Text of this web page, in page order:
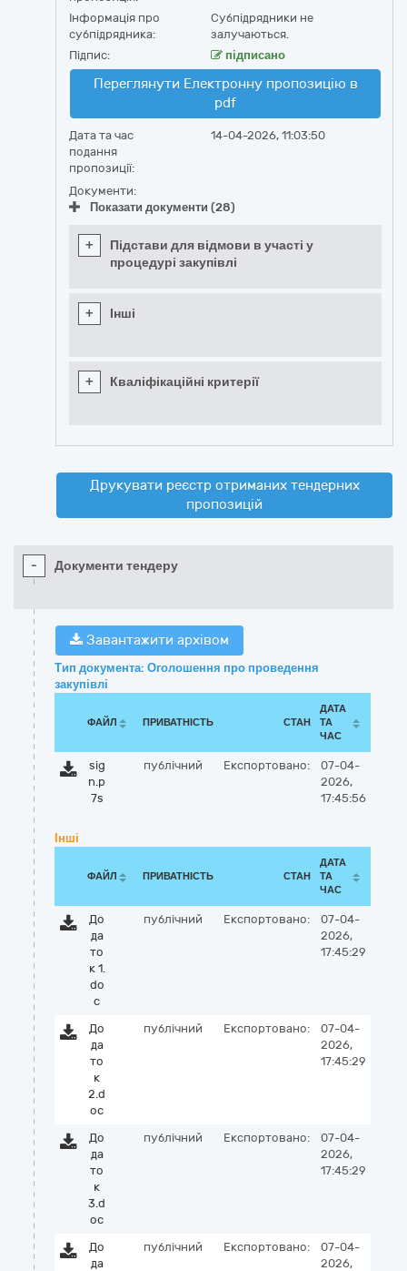
Інформація про
субпідрядника:
Субпідрядники не
залучаються.
Підпис:
підписано
Переглянути Електронну пропозицію в
pdf
Дата та час
подання
пропозиції:
14-04-2026, 11:03:50
Документи:
Показати документи (28)
+
Підстави для відмови в участі у
процедурі закупівлі
+ Інші
+ Кваліфікаційні критерії
Друкувати реєстр отриманих тендерних
пропозицій
- Документи тендеру
Завантажити архівом
Тип документа: Оголошення про проведення
закупівлі
ФАЙЛ ПРИВАТНІСТЬ СТАН
ДАТА
ТА
ЧАС
sig
n.p
7s
публічний Експортовано:
07-04-
2026,
17:45:56
Інші
ФАЙЛ ПРИВАТНІСТЬ СТАН
ДАТА
ТА
ЧАС
До
да
то
к 1.
do
c
публічний Експортовано:
07-04-
2026,
17:45:29
До
да
то
к
2.d
oc
публічний Експортовано:
07-04-
2026,
17:45:29
До
да
то
к
3.d
oc
публічний Експортовано:
07-04-
2026,
17:45:29
До
да
публічний Експортовано:
07-04-
2026,